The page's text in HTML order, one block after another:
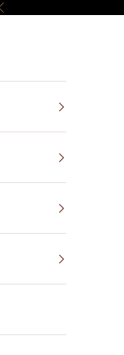
Précédent